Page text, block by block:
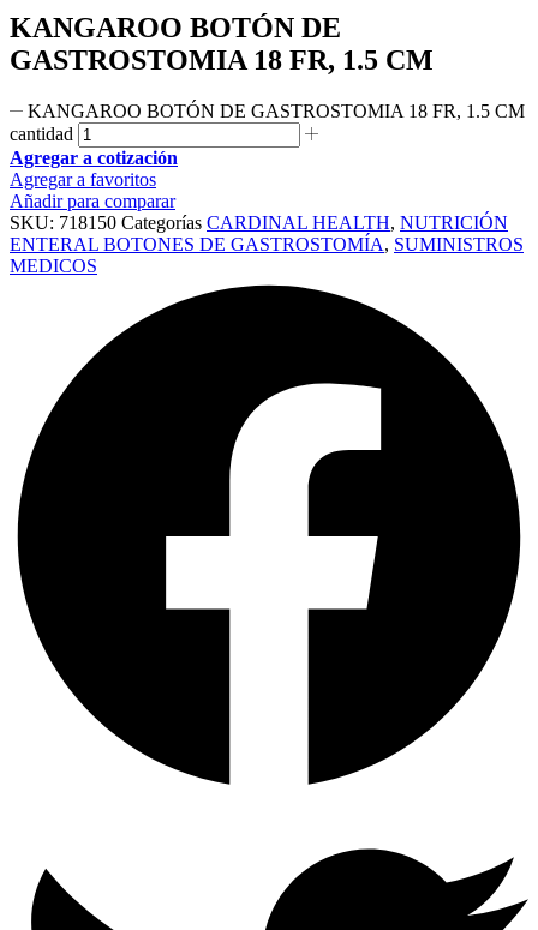
KANGAROO BOTÓN DE
GASTROSTOMIA 18 FR, 1.5 CM
KANGAROO BOTÓN DE GASTROSTOMIA 18 FR, 1.5 CM
cantidad
Agregar a cotización
Agregar a favoritos
Añadir para comparar
SKU: 718150 Categorías CARDINAL HEALTH, NUTRICIÓN
ENTERAL BOTONES DE GASTROSTOMÍA, SUMINISTROS
MEDICOS